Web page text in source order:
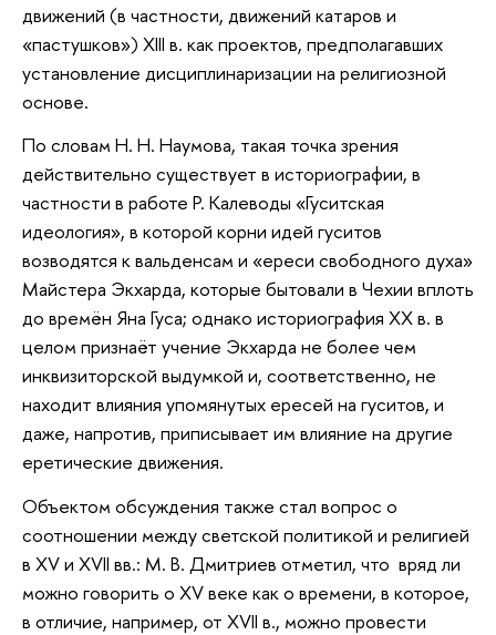
движений (в частности, движений катаров и
«пастушков») XIII в. как проектов, предполагавших
установление дисциплинаризации на религиозной
основе.
По словам Н. Н. Наумова, такая точка зрения
действительно существует в историографии, в
частности в работе Р. Калеводы «Гуситская
идеология», в которой корни идей гуситов
возводятся к вальденсам и «ереси свободного духа»
Майстера Экхарда, которые бытовали в Чехии вплоть
до времён Яна Гуса; однако историография XX в. в
целом признаёт учение Экхарда не более чем
инквизиторской выдумкой и, соответственно, не
находит влияния упомянутых ересей на гуситов, и
даже, напротив, приписывает им влияние на другие
еретические движения.
Объектом обсуждения также стал вопрос о
соотношении между светской политикой и религией
в XV и XVII вв.: М. В. Дмитриев отметил, что вряд ли
можно говорить о XV веке как о времени, в которое,
в отличие, например, от XVII в., можно провести